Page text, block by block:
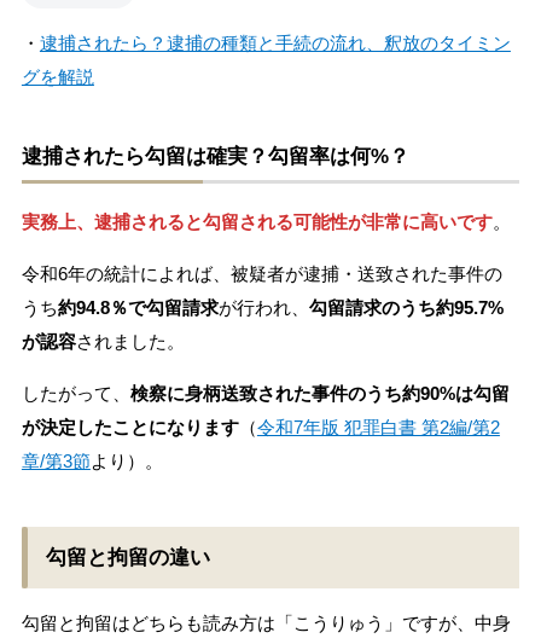
・ 逮捕されたら？逮捕の種類と手続の流れ、釈放のタイミン
グを解説
逮捕されたら勾留は確実？勾留率は何%？
実務上、逮捕されると勾留される可能性が非常に高いです。
令和6年の統計によれば、被疑者が逮捕・送致された事件の
うち約94.8％で勾留請求が行われ、 勾留請求のうち約95.7%
が認容されました。
したがって、 検察に身柄送致された事件のうち約90%は勾留
が決定したことになります（令和7年版 犯罪白書 第2編/第2
章/第3節より）。
勾留と拘留の違い
勾留と拘留はどちらも読み方は「こうりゅう」ですが、中身